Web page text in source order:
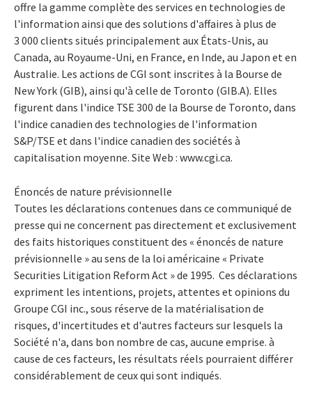
offre la gamme complète des services en technologies de
l'information ainsi que des solutions d'affaires à plus de
3 000 clients situés principalement aux États-Unis, au
Canada, au Royaume-Uni, en France, en Inde, au Japon et en
Australie. Les actions de CGI sont inscrites à la Bourse de
New York (GIB), ainsi qu'à celle de Toronto (GIB.A). Elles
figurent dans l'indice TSE 300 de la Bourse de Toronto, dans
l'indice canadien des technologies de l'information
S&P/TSE et dans l'indice canadien des sociétés à
capitalisation moyenne. Site Web : www.cgi.ca.
Énoncés de nature prévisionnelle
Toutes les déclarations contenues dans ce communiqué de
presse qui ne concernent pas directement et exclusivement
des faits historiques constituent des « énoncés de nature
prévisionnelle » au sens de la loi américaine « Private
Securities Litigation Reform Act » de 1995. Ces déclarations
expriment les intentions, projets, attentes et opinions du
Groupe CGI inc., sous réserve de la matérialisation de
risques, d'incertitudes et d'autres facteurs sur lesquels la
Société n'a, dans bon nombre de cas, aucune emprise. à
cause de ces facteurs, les résultats réels pourraient différer
considérablement de ceux qui sont indiqués.